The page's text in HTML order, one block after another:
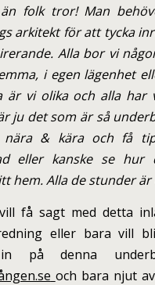
folk tror! Man
arkitekt för att tycka
Alla bor vi
i egen lägenhet
är vi olika och alla har
ju det som är så
nära & kära och få
eller kanske se hur
hem. Alla de stunder är
få sagt med detta
eller bara vill
på denna
och bara njut